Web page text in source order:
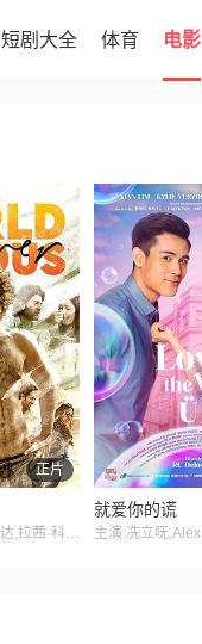
短剧大全 体育 电影
正片
主演:维杰·德韦拉贡达,拉茜·科纳,艾西瓦娅·拉杰什,Catherine Tresa,伊扎贝尔·蕾特
就爱你的谎